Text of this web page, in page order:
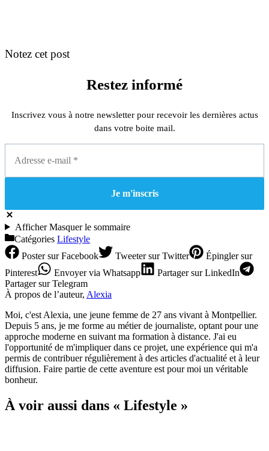
Notez cet post
Restez informé
Inscrivez vous à notre newsletter pour recevoir les dernières actus
dans votre boite mail.
AfficherMasquerle sommaire
Catégories Lifestyle
Postersur Facebook Tweetersur Twitter Épinglersur
Pinterest
Envoyervia Whatsapp Partagersur LinkedIn
Partagersur Telegram
À propos de l’auteur, Alexia
Moi, c'est Alexia, une jeune femme de 27 ans vivant à Montpellier.
Depuis 5 ans, je me forme au métier de journaliste, optant pour une
approche moderne en suivant ma formation à distance. J'ai eu
l'opportunité de m'impliquer dans ce projet, une expérience qui m'a
permis de contribuer régulièrement à des articles d'actualité et à leur
diffusion. Faire partie de cette aventure est pour moi un véritable
bonheur.
À voir aussi dans « Lifestyle »